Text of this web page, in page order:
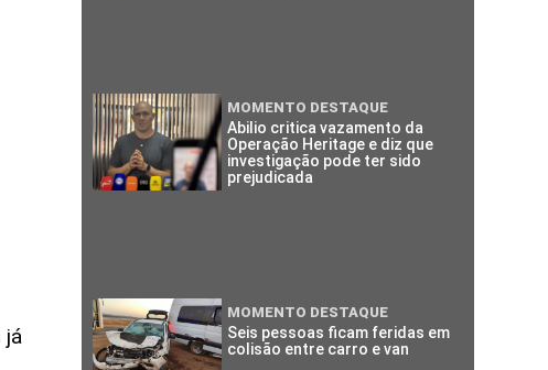
já
MOMENTO DESTAQUE
Abilio critica vazamento da
Operação Heritage e diz que
investigação pode ter sido
prejudicada
MOMENTO DESTAQUE
Seis pessoas ficam feridas em
colisão entre carro e van